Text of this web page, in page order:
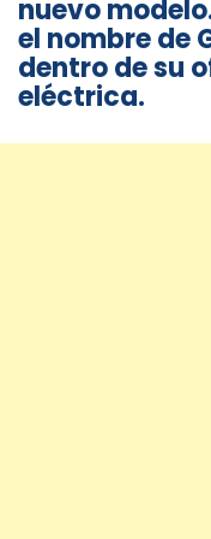
nuevo
el nombre de
dentro de su
eléctrica.